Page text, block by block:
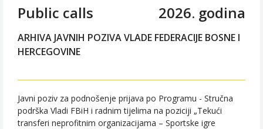
Public calls 2026. godina
ARHIVA JAVNIH POZIVA VLADE FEDERACIJE BOSNE I
HERCEGOVINE
Javni poziv za podnošenje prijava po Programu - Stručna
podrška Vladi FBiH i radnim tijelima na poziciji „Tekući
transferi neprofitnim organizacijama – Sportske igre